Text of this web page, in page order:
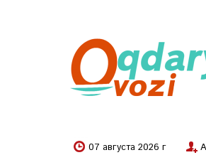
07 августа 2026 г